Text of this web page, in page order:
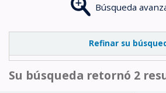
Búsqueda
Refinar su
Su búsqueda retornó 2